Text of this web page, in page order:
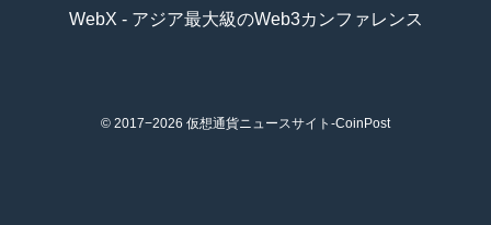
WebX - アジア最大級のWeb3カンファレンス
© 2017−2026 仮想通貨ニュースサイト-CoinPost